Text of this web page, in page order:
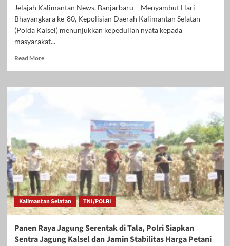
Jelajah Kalimantan News, Banjarbaru – Menyambut Hari
Bhayangkara ke-80, Kepolisian Daerah Kalimantan Selatan
(Polda Kalsel) menunjukkan kepedulian nyata kepada
masyarakat...
Read MoreRead
Polda
Hari
Bhayangkara
ke-
80,
Kapolda:
Polri
Harus
untuk
Masyarakat
Kalimantan Selatan TNI/POLRI
Panen Raya Jagung Serentak di Tala, Polri Siapkan
Sentra Jagung Kalsel dan Jamin Stabilitas Harga Petani